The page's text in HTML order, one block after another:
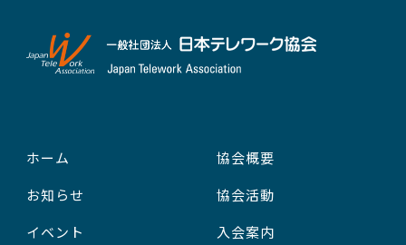
ホーム
お知らせ
イベント
協会概要
協会活動
入会案内